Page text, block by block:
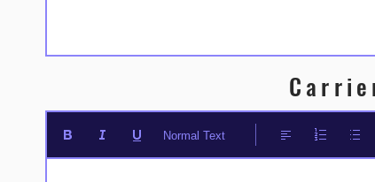
Normal Text